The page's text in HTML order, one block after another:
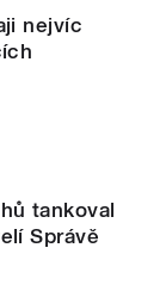
nejvíc
tankoval
Správě